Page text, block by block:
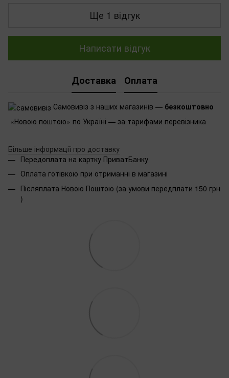
Ще 1 відгук
Написати відгук
Доставка Оплата
Самовивіз з наших магазинів — безкоштовно
«Новою поштою» по Україні — за тарифами перевізника
Більше інформації про доставку
Передоплата на картку ПриватБанку
Оплата готівкою при отриманні в магазині
Післяплата Новою Поштою (за умови передплати 150 грн
)